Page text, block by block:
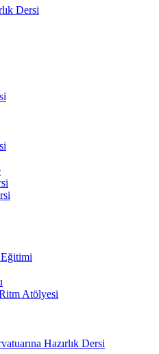
Dersi
Atölyesi
Hazırlık Dersi